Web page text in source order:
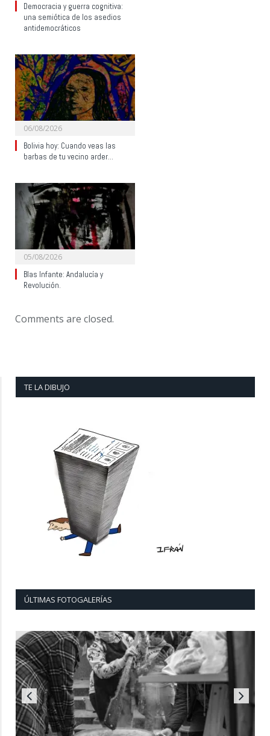
Democracia y guerra cognitiva:
una semiótica de los asedios
antidemocráticos
06/08/2026
Bolivia hoy: Cuando veas las
barbas de tu vecino arder…
05/08/2026
Blas Infante: Andalucía y
Revolución.
Comments are closed.
TE LA DIBUJO
ÚLTIMAS FOTOGALERÍAS